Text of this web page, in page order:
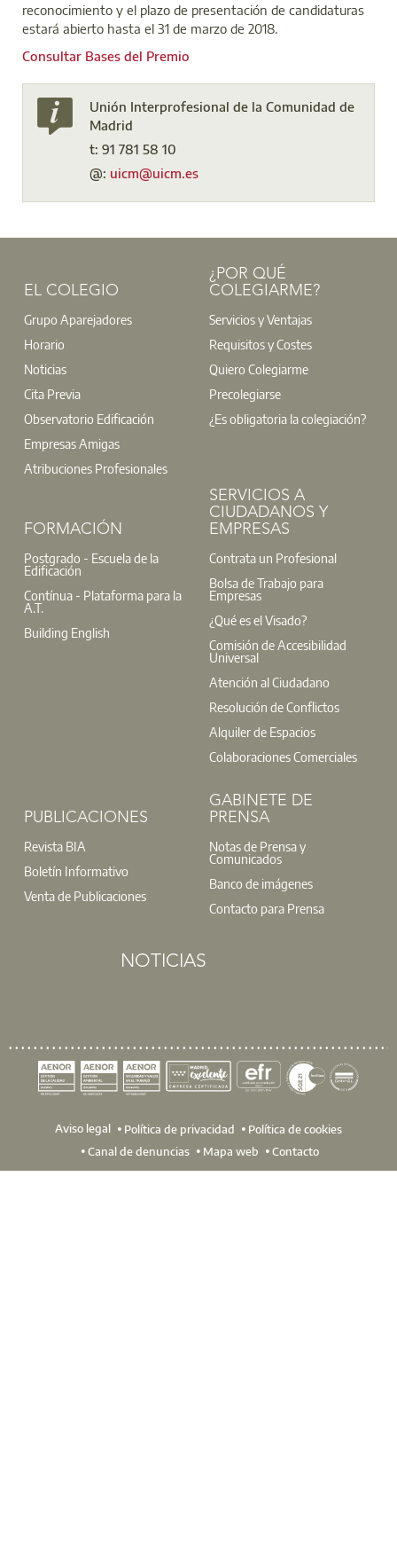
reconocimiento y el plazo de presentación de candidaturas
estará abierto hasta el 31 de marzo de 2018.
Consultar Bases del Premio
Unión Interprofesional de la Comunidad de
Madrid
t: 91 781 58 10
@: uicm@uicm.es
EL COLEGIO
Grupo Aparejadores
Horario
Noticias
Cita Previa
Observatorio Edificación
Empresas Amigas
Atribuciones Profesionales
¿POR QUÉ
COLEGIARME?
Servicios y Ventajas
Requisitos y Costes
Quiero Colegiarme
Precolegiarse
¿Es obligatoria la colegiación?
FORMACIÓN
Postgrado - Escuela de la
Edificación
Contínua - Plataforma para la
A.T.
Building English
SERVICIOS A
CIUDADANOS Y
EMPRESAS
Contrata un Profesional
Bolsa de Trabajo para
Empresas
¿Qué es el Visado?
Comisión de Accesibilidad
Universal
Atención al Ciudadano
Resolución de Conflictos
Alquiler de Espacios
Colaboraciones Comerciales
PUBLICACIONES
Revista BIA
Boletín Informativo
Venta de Publicaciones
GABINETE DE
PRENSA
Notas de Prensa y
Comunicados
Banco de imágenes
Contacto para Prensa
NOTICIAS
Aviso legal Política de privacidad
Política de cookies
Canal de denuncias
Mapa web Contacto